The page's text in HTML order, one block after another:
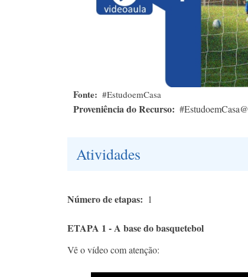
Fonte #EstudoemCasa
Proveniência do Recurso #EstudoemCasa@
Atividades
Número de etapas 1
ETAPA 1 - A base do basquetebol
Vê o vídeo com atenção: